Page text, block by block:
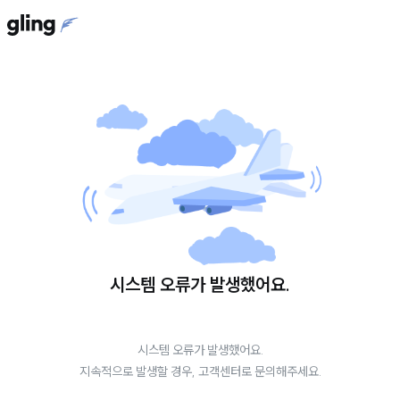
시스템 오류가 발생했어요.
시스템 오류가 발생했어요.
지속적으로 발생할 경우, 고객센터로 문의해주세요.